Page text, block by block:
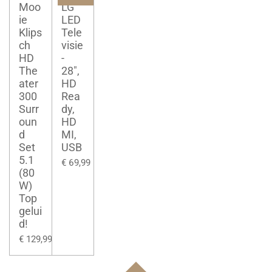
Moo
ie
Klips
ch
HD
The
ater
300
Surr
oun
d
Set
5.1
(80
W)
Top
gelui
d!
€ 129,99
LG
LED
Tele
visie
-
28",
HD
Rea
dy,
HD
MI,
USB
€ 69,99